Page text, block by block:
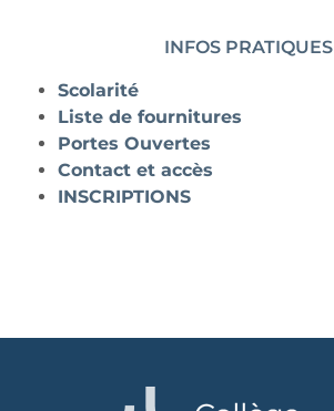
INFOS PRATIQUES
Scolarité
Liste de fournitures
Portes Ouvertes
Contact et accès
INSCRIPTIONS